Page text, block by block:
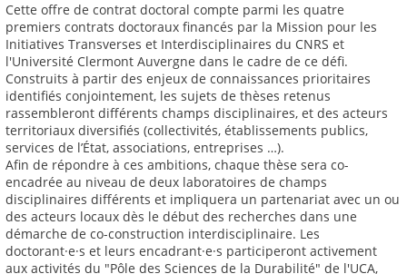
Cette offre de contrat doctoral compte parmi les quatre
premiers contrats doctoraux financés par la Mission pour les
Initiatives Transverses et Interdisciplinaires du CNRS et
l'Université Clermont Auvergne dans le cadre de ce défi.
Construits à partir des enjeux de connaissances prioritaires
identifiés conjointement, les sujets de thèses retenus
rassembleront différents champs disciplinaires, et des acteurs
territoriaux diversifiés (collectivités, établissements publics,
services de l’État, associations, entreprises …).
Afin de répondre à ces ambitions, chaque thèse sera co-
encadrée au niveau de deux laboratoires de champs
disciplinaires différents et impliquera un partenariat avec un ou
des acteurs locaux dès le début des recherches dans une
démarche de co-construction interdisciplinaire. Les
doctorant·e·s et leurs encadrant·e·s participeront activement
aux activités du "Pôle des Sciences de la Durabilité" de l'UCA,